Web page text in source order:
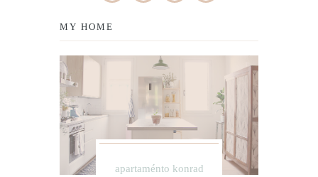
MY HOME
apartaménto konrad